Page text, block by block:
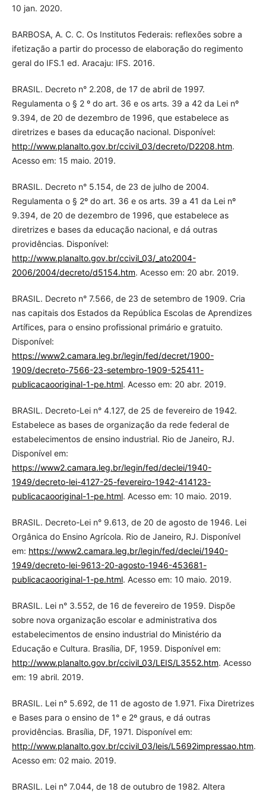
10 jan. 2020.
BARBOSA, A. C. C. Os Institutos Federais: reflexões sobre a
ifetização a partir do processo de elaboração do regimento
geral do IFS.1 ed. Aracaju: IFS. 2016.
BRASIL. Decreto n° 2.208, de 17 de abril de 1997.
Regulamenta o § 2 º do art. 36 e os arts. 39 a 42 da Lei nº
9.394, de 20 de dezembro de 1996, que estabelece as
diretrizes e bases da educação nacional. Disponível:
http://www.planalto.gov.br/ccivil_03/decreto/D2208.htm.
Acesso em: 15 maio. 2019.
BRASIL. Decreto n° 5.154, de 23 de julho de 2004.
Regulamenta o § 2º do art. 36 e os arts. 39 a 41 da Lei nº
9.394, de 20 de dezembro de 1996, que estabelece as
diretrizes e bases da educação nacional, e dá outras
providências. Disponível:
http://www.planalto.gov.br/ccivil_03/_ato2004-
2006/2004/decreto/d5154.htm. Acesso em: 20 abr. 2019.
BRASIL. Decreto n° 7.566, de 23 de setembro de 1909. Cria
nas capitais dos Estados da República Escolas de Aprendizes
Artífices, para o ensino profissional primário e gratuito.
Disponível:
https://www2.camara.leg.br/legin/fed/decret/1900-
1909/decreto-7566-23-setembro-1909-525411-
publicacaooriginal-1-pe.html. Acesso em: 20 abr. 2019.
BRASIL. Decreto-Lei n° 4.127, de 25 de fevereiro de 1942.
Estabelece as bases de organização da rede federal de
estabelecimentos de ensino industrial. Rio de Janeiro, RJ.
Disponível em:
https://www2.camara.leg.br/legin/fed/declei/1940-
1949/decreto-lei-4127-25-fevereiro-1942-414123-
publicacaooriginal-1-pe.html. Acesso em: 10 maio. 2019.
BRASIL. Decreto-Lei n° 9.613, de 20 de agosto de 1946. Lei
Orgânica do Ensino Agrícola. Rio de Janeiro, RJ. Disponível
em: https://www2.camara.leg.br/legin/fed/declei/1940-
1949/decreto-lei-9613-20-agosto-1946-453681-
publicacaooriginal-1-pe.html. Acesso em: 10 maio. 2019.
BRASIL. Lei n° 3.552, de 16 de fevereiro de 1959. Dispõe
sobre nova organização escolar e administrativa dos
estabelecimentos de ensino industrial do Ministério da
Educação e Cultura. Brasília, DF, 1959. Disponível em:
http://www.planalto.gov.br/ccivil_03/LEIS/L3552.htm. Acesso
em: 19 abril. 2019.
BRASIL. Lei n° 5.692, de 11 de agosto de 1.971. Fixa Diretrizes
e Bases para o ensino de 1° e 2º graus, e dá outras
providências. Brasília, DF, 1971. Disponível em:
http://www.planalto.gov.br/ccivil_03/leis/L5692impressao.htm.
Acesso em: 02 maio. 2019.
BRASIL. Lei n° 7.044, de 18 de outubro de 1982. Altera